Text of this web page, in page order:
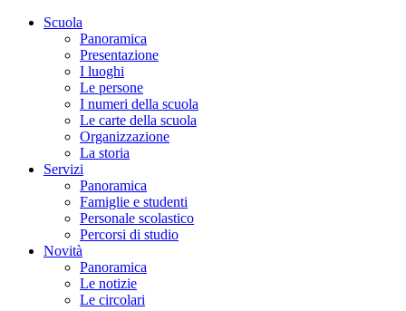
Scuola
Panoramica
Presentazione
I luoghi
Le persone
I numeri della scuola
Le carte della scuola
Organizzazione
La storia
Servizi
Panoramica
Famiglie e studenti
Personale scolastico
Percorsi di studio
Novità
Panoramica
Le notizie
Le circolari